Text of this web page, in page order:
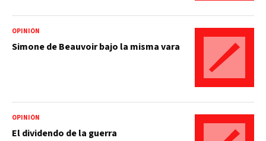
OPINIÓN
Simone de Beauvoir bajo la misma vara
OPINIÓN
El dividendo de la guerra